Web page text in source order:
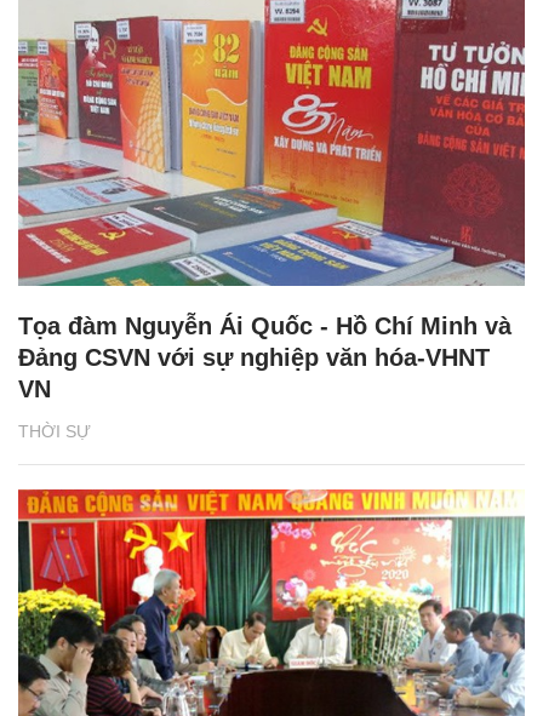
THỜI SỰ
Tọa đàm Nguyễn Ái Quốc - Hồ Chí Minh và
Đảng CSVN với sự nghiệp văn hóa-VHNT
VN